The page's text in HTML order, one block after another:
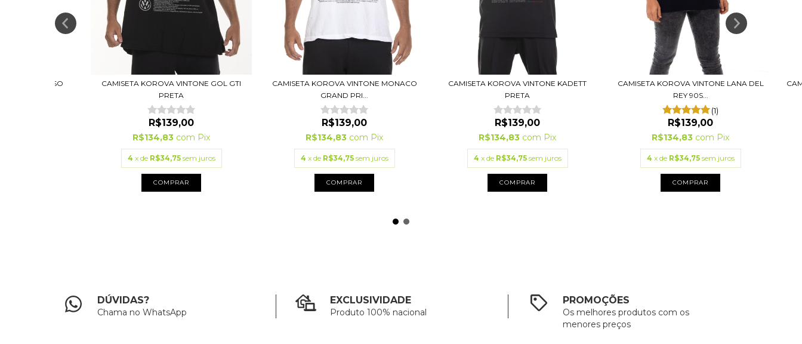
VINTONE PESO
CAMISETA KOROVA VINTONE GOL GTI
PRETA
R$139,00
R$134,83 com Pix
4 x de R$34,75 sem juros
COMPRAR
CAMISETA KOROVA VINTONE MONACO
GRAND PRI...
R$139,00
R$134,83 com Pix
4 x de R$34,75 sem juros
COMPRAR
CAMISETA KOROVA VINTONE KADETT
PRETA
R$139,00
R$134,83 com Pix
4 x de R$34,75 sem juros
COMPRAR
CAMISETA KOROVA VINTONE LANA DEL
REY 90S...
(1)
R$139,00
R$134,83 com Pix
4 x de R$34,75 sem juros
COMPRAR
DÚVIDAS?
Chama no WhatsApp
EXCLUSIVIDADE
Produto 100% nacional
PROMOÇÕES
Os melhores produtos com os
menores preços